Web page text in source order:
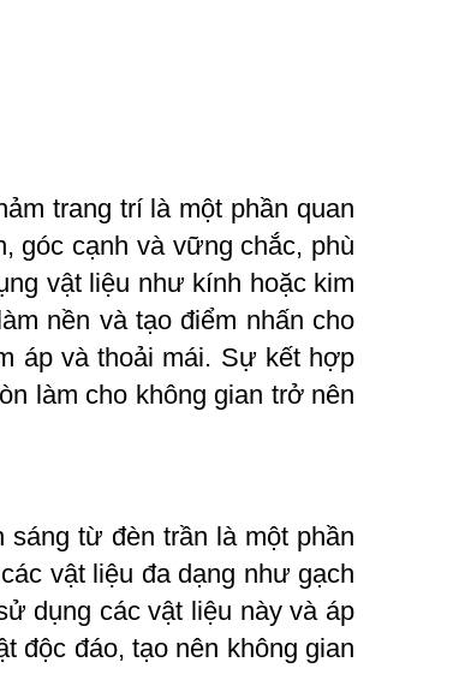
trang trí là một phần quan
góc cạnh và vững chắc, phù
vật liệu như kính hoặc kim
nền và tạo điểm nhấn cho
áp và thoải mái. Sự kết hợp
làm cho không gian trở nên
từ đèn trần là một phần
vật liệu đa dạng như gạch
dụng các vật liệu này và áp
độc đáo, tạo nên không gian